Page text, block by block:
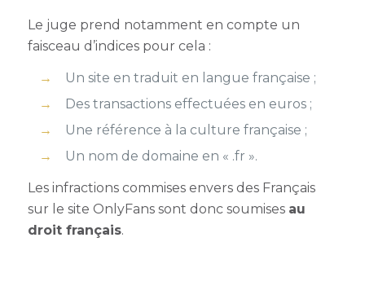
Le juge prend notamment en compte un
faisceau d’indices pour cela :
Un site en traduit en langue française ;
Des transactions effectuées en euros ;
Une référence à la culture française ;
Un nom de domaine en « .fr ».
Les infractions commises envers des Français
sur le site OnlyFans sont donc soumises au
droit français.